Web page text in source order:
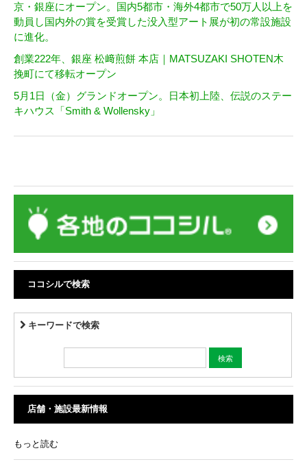
京・銀座にオープン。国内5都市・海外4都市で50万人以上を
動員し国内外の賞を受賞した没入型アート展が初の常設施設
に進化。
創業222年、銀座 松﨑煎餅 本店｜MATSUZAKI SHOTEN木
挽町にて移転オープン
5月1日（金）グランドオープン。日本初上陸、伝説のステー
キハウス「Smith & Wollensky」
ココシルで検索
キーワードで検索
店舗・施設最新情報
もっと読む